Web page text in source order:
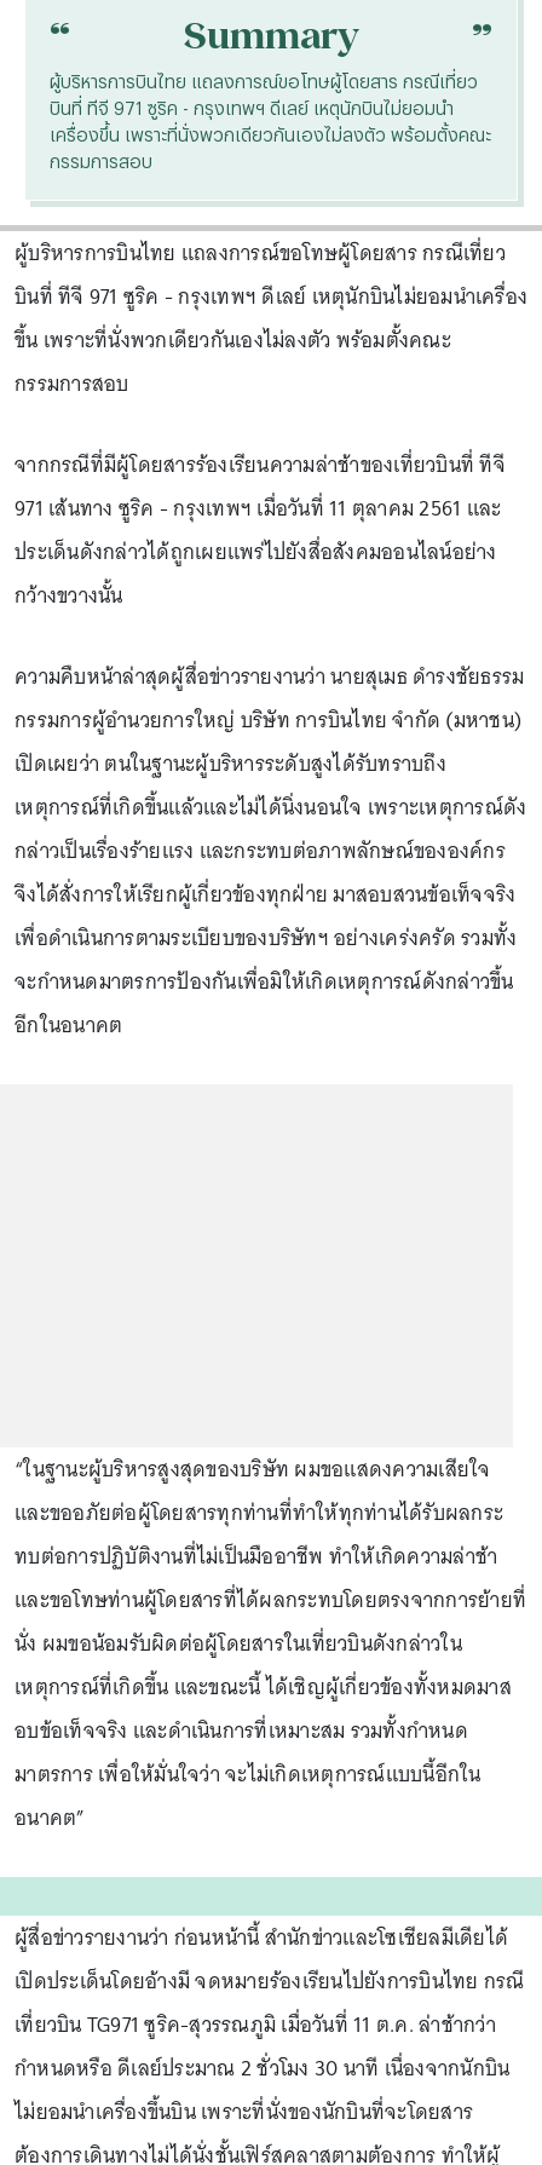
“ Summary “
ผู้บริหารการบินไทย แถลงการณ์ขอโทษผู้โดยสาร กรณีเที่ยว
บินที่ ทีจี 971 ซูริค - กรุงเทพฯ ดีเลย์ เหตุนักบินไม่ยอมนำ
เครื่องขึ้น เพราะที่นั่งพวกเดียวกันเองไม่ลงตัว พร้อมตั้งคณะ
กรรมการสอบ
ผู้บริหารการบินไทย แถลงการณ์ขอโทษผู้โดยสาร กรณีเที่ยว
บินที่ ทีจี 971 ซูริค - กรุงเทพฯ ดีเลย์ เหตุนักบินไม่ยอมนำเครื่อง
ขึ้น เพราะที่นั่งพวกเดียวกันเองไม่ลงตัว พร้อมตั้งคณะ
กรรมการสอบ
จากกรณีที่มีผู้โดยสารร้องเรียนความล่าช้าของเที่ยวบินที่ ทีจี
971 เส้นทาง ซูริค - กรุงเทพฯ เมื่อวันที่ 11 ตุลาคม 2561 และ
ประเด็นดังกล่าวได้ถูกเผยแพร่ไปยังสื่อสังคมออนไลน์อย่าง
กว้างขวางนั้น
ความคืบหน้าล่าสุดผู้สื่อข่าวรายงานว่า นายสุเมธ ดำรงชัยธรรม
กรรมการผู้อำนวยการใหญ่ บริษัท การบินไทย จำกัด (มหาชน)
เปิดเผยว่า ตนในฐานะผู้บริหารระดับสูงได้รับทราบถึง
เหตุการณ์ที่เกิดขึ้นแล้วและไม่ได้นิ่งนอนใจ เพราะเหตุการณ์ดัง
กล่าวเป็นเรื่องร้ายแรง และกระทบต่อภาพลักษณ์ขององค์กร
จึงได้สั่งการให้เรียกผู้เกี่ยวข้องทุกฝ่าย มาสอบสวนข้อเท็จจริง
เพื่อดำเนินการตามระเบียบของบริษัทฯ อย่างเคร่งครัด รวมทั้ง
จะกำหนดมาตรการป้องกันเพื่อมิให้เกิดเหตุการณ์ดังกล่าวขึ้น
อีกในอนาคต
“ในฐานะผู้บริหารสูงสุดของบริษัท ผมขอแสดงความเสียใจ
และขออภัยต่อผู้โดยสารทุกท่านที่ทำให้ทุกท่านได้รับผลกระ
ทบต่อการปฏิบัติงานที่ไม่เป็นมืออาชีพ ทำให้เกิดความล่าช้า
และขอโทษท่านผู้โดยสารที่ได้ผลกระทบโดยตรงจากการย้ายที่
นั่ง ผมขอน้อมรับผิดต่อผู้โดยสารในเที่ยวบินดังกล่าวใน
เหตุการณ์ที่เกิดขึ้น และขณะนี้ ได้เชิญผู้เกี่ยวข้องทั้งหมดมาส
อบข้อเท็จจริง และดำเนินการที่เหมาะสม รวมทั้งกำหนด
มาตรการ เพื่อให้มั่นใจว่า จะไม่เกิดเหตุการณ์แบบนี้อีกใน
อนาคต”
ผู้สื่อข่าวรายงานว่า ก่อนหน้านี้ สำนักข่าวและโซเชียลมีเดียได้
เปิดประเด็นโดยอ้างมี จดหมายร้องเรียนไปยังการบินไทย กรณี
เที่ยวบิน TG971 ซูริค-สุวรรณภูมิ เมื่อวันที่ 11 ต.ค. ล่าช้ากว่า
กำหนดหรือ ดีเลย์ประมาณ 2 ชั่วโมง 30 นาที เนื่องจากนักบิน
ไม่ยอมนำเครื่องขึ้นบิน เพราะที่นั่งของนักบินที่จะโดยสาร
ต้องการเดินทางไม่ได้นั่งชั้นเฟิร์สคลาสตามต้องการ ทำให้ผู้